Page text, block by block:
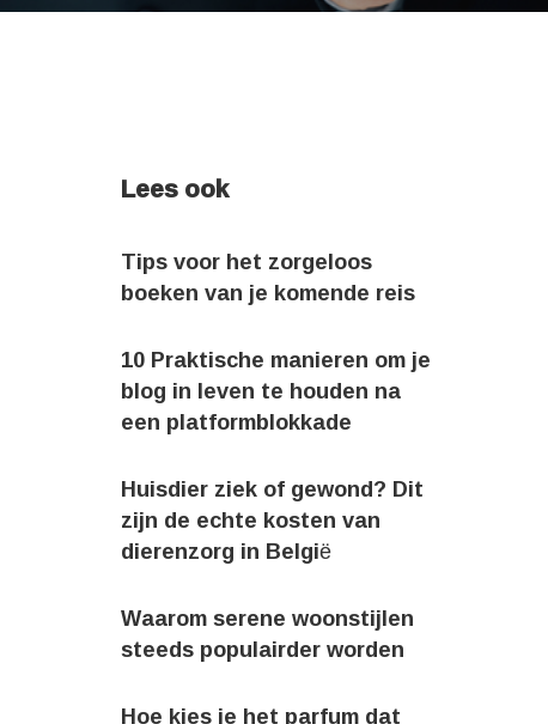
Lees ook
Tips voor het zorgeloos
boeken van je komende reis
10 Praktische manieren om je
blog in leven te houden na
een platformblokkade
Huisdier ziek of gewond? Dit
zijn de echte kosten van
dierenzorg in België
Waarom serene woonstijlen
steeds populairder worden
Hoe kies je het parfum dat